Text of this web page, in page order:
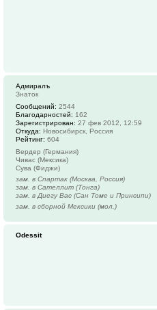
Адмиралъ
Знаток
Сообщений: 2544
Благодарностей: 162
Зарегистрирован: 27 фев 2012, 12:59
Откуда: Новосибирск, Россия
Рейтинг: 604
Вердер (Германия)
Чивас (Мексика)
Сува (Фиджи)
зам. в Спартак (Москва, Россия)
зам. в Сателлит (Тонга)
зам. в Диегу Вас (Сан Томе и Принсипи)
зам. в сборной Мексики (мол.)
Odessit